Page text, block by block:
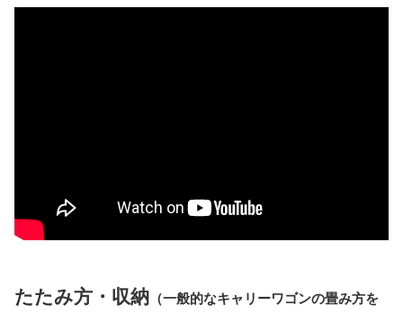
たたみ方・収納 （一般的なキャリーワゴンの畳み方を